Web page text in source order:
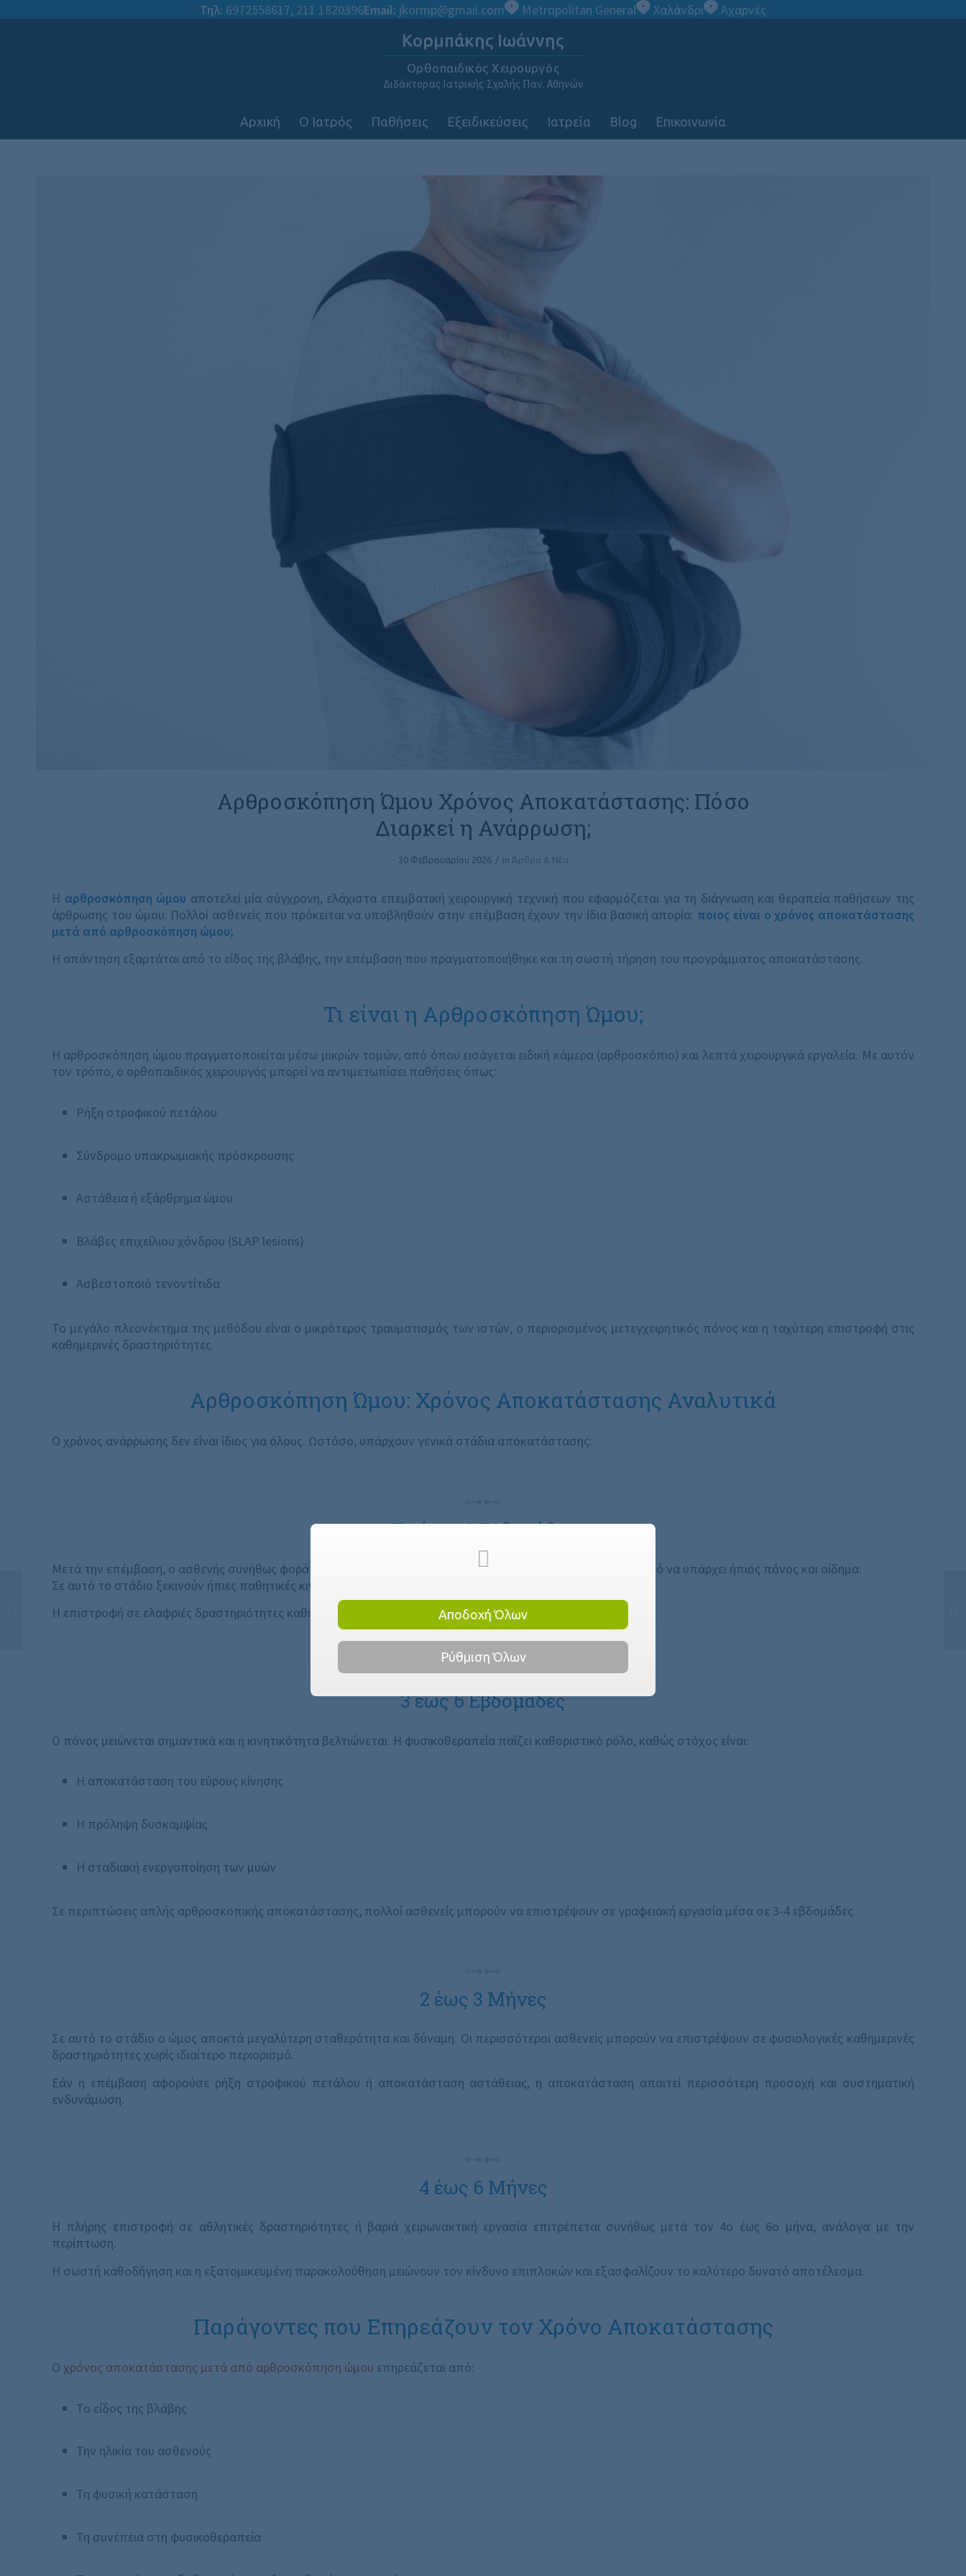
Τηλ: 6972558617, 211 1820396Email: jkormp@gmail.com Metropolitan General Χαλάνδρι Αχαρνές
Κορμπάκης Ιωάννης
Ορθοπαιδικός Χειρουργός
Διδάκτορας Ιατρικής Σχολής Παν. Αθηνών
Αρχική Ο Ιατρός Παθήσεις Εξειδικεύσεις Ιατρεία Blog Επικοινωνία
Αρθροσκόπηση Ώμου Χρόνος Αποκατάστασης: Πόσο
Διαρκεί η Ανάρρωση;
20 Φεβρουαρίου 2026 / in Άρθρα & Νέα
Η αρθροσκόπηση ώμου αποτελεί μία σύγχρονη, ελάχιστα επεμβατική χειρουργική τεχνική που εφαρμόζεται για τη διάγνωση και θεραπεία παθήσεων της
άρθρωσης του ώμου. Πολλοί ασθενείς που πρόκειται να υποβληθούν στην επέμβαση έχουν την ίδια βασική απορία: ποιος είναι ο χρόνος αποκατάστασης
μετά από αρθροσκόπηση ώμου;
Η απάντηση εξαρτάται από το είδος της βλάβης, την επέμβαση που πραγματοποιήθηκε και τη σωστή τήρηση του προγράμματος αποκατάστασης.
Τι είναι η Αρθροσκόπηση Ώμου;
Η αρθροσκόπηση ώμου πραγματοποιείται μέσω μικρών τομών, από όπου εισάγεται ειδική κάμερα (αρθροσκόπιο) και λεπτά χειρουργικά εργαλεία. Με αυτόν
τον τρόπο, ο ορθοπαιδικός χειρουργός μπορεί να αντιμετωπίσει παθήσεις όπως:
Ρήξη στροφικού πετάλου
Σύνδρομο υπακρωμιακής πρόσκρουσης
Αστάθεια ή εξάρθρημα ώμου
Βλάβες επιχείλιου χόνδρου (SLAP lesions)
Ασβεστοποιό τενοντίτιδα
Το μεγάλο πλεονέκτημα της μεθόδου είναι ο μικρότερος τραυματισμός των ιστών, ο περιορισμένος μετεγχειρητικός πόνος και η ταχύτερη επιστροφή στις
καθημερινές δραστηριότητες.
Αρθροσκόπηση Ώμου: Χρόνος Αποκατάστασης Αναλυτικά
Ο χρόνος ανάρρωσης δεν είναι ίδιος για όλους. Ωστόσο, υπάρχουν γενικά στάδια αποκατάστασης:
Πρώτες 2 Εβδομάδες
Μετά την επέμβαση, ο ασθενής συνήθως φορά ανάρτηση (φάκελο) για προστασία του ώμου. Είναι φυσιολογικό να υπάρχει ήπιος πόνος και οίδημα.
Σε αυτό το στάδιο ξεκινούν ήπιες παθητικές κινήσεις, σύμφωνα πάντα με τις οδηγίες του γιατρού.
Η επιστροφή σε ελαφριές δραστηριότητες καθημερινότητας γίνεται σταδιακά.
3 έως 6 Εβδομάδες
Ο πόνος μειώνεται σημαντικά και η κινητικότητα βελτιώνεται. Η φυσικοθεραπεία παίζει καθοριστικό ρόλο, καθώς στόχος είναι:
Η αποκατάσταση του εύρους κίνησης
Η πρόληψη δυσκαμψίας
Η σταδιακή ενεργοποίηση των μυών
Σε περιπτώσεις απλής αρθροσκοπικής αποκατάστασης, πολλοί ασθενείς μπορούν να επιστρέψουν σε γραφειακή εργασία μέσα σε 3-4 εβδομάδες.
2 έως 3 Μήνες
Σε αυτό το στάδιο ο ώμος αποκτά μεγαλύτερη σταθερότητα και δύναμη. Οι περισσότεροι ασθενείς μπορούν να επιστρέψουν σε φυσιολογικές καθημερινές
δραστηριότητες χωρίς ιδιαίτερο περιορισμό.
Εάν η επέμβαση αφορούσε ρήξη στροφικού πετάλου ή αποκατάσταση αστάθειας, η αποκατάσταση απαιτεί περισσότερη προσοχή και συστηματική
ενδυνάμωση.
4 έως 6 Μήνες
Η πλήρης επιστροφή σε αθλητικές δραστηριότητες ή βαριά χειρωνακτική εργασία επιτρέπεται συνήθως μετά τον 4ο έως 6ο μήνα, ανάλογα με την
περίπτωση.
Η σωστή καθοδήγηση και η εξατομικευμένη παρακολούθηση μειώνουν τον κίνδυνο επιπλοκών και εξασφαλίζουν το καλύτερο δυνατό αποτέλεσμα.
Παράγοντες που Επηρεάζουν τον Χρόνο Αποκατάστασης
Ο χρόνος αποκατάστασης μετά από αρθροσκόπηση ώμου επηρεάζεται από:
Το είδος της βλάβης
Την ηλικία του ασθενούς
Τη φυσική κατάσταση
Τη συνέπεια στη φυσικοθεραπεία
Ποιος είναι ο Χρόνος...
Αποδοχή Όλων
Ρύθμιση Όλων